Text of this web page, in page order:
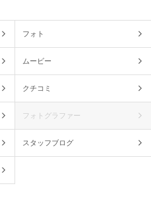
フォト
ムービー
クチコミ
フォトグラファー
スタッフブログ